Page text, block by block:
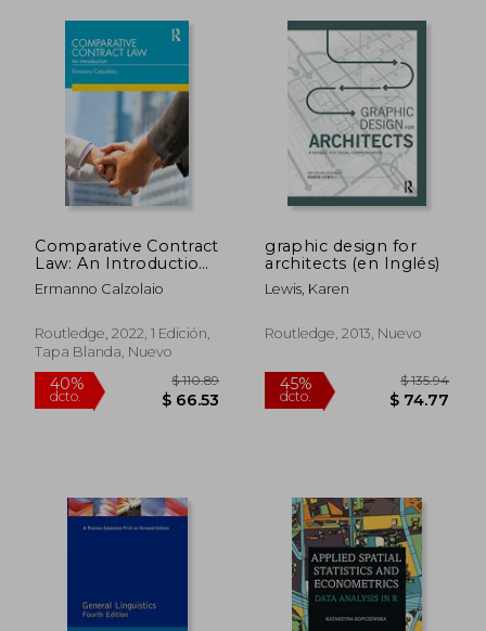
45%
dcto. $ 88.09
40%
dcto.
Comparative Contract
Law: An Introduction
(en Inglés)
Ermanno Calzolaio
Routledge, 2022, 1 Edición,
Tapa Blanda, Nuevo
graphic design for
architects (en Inglés)
Lewis, Karen
Routledge, 2013, Nuevo